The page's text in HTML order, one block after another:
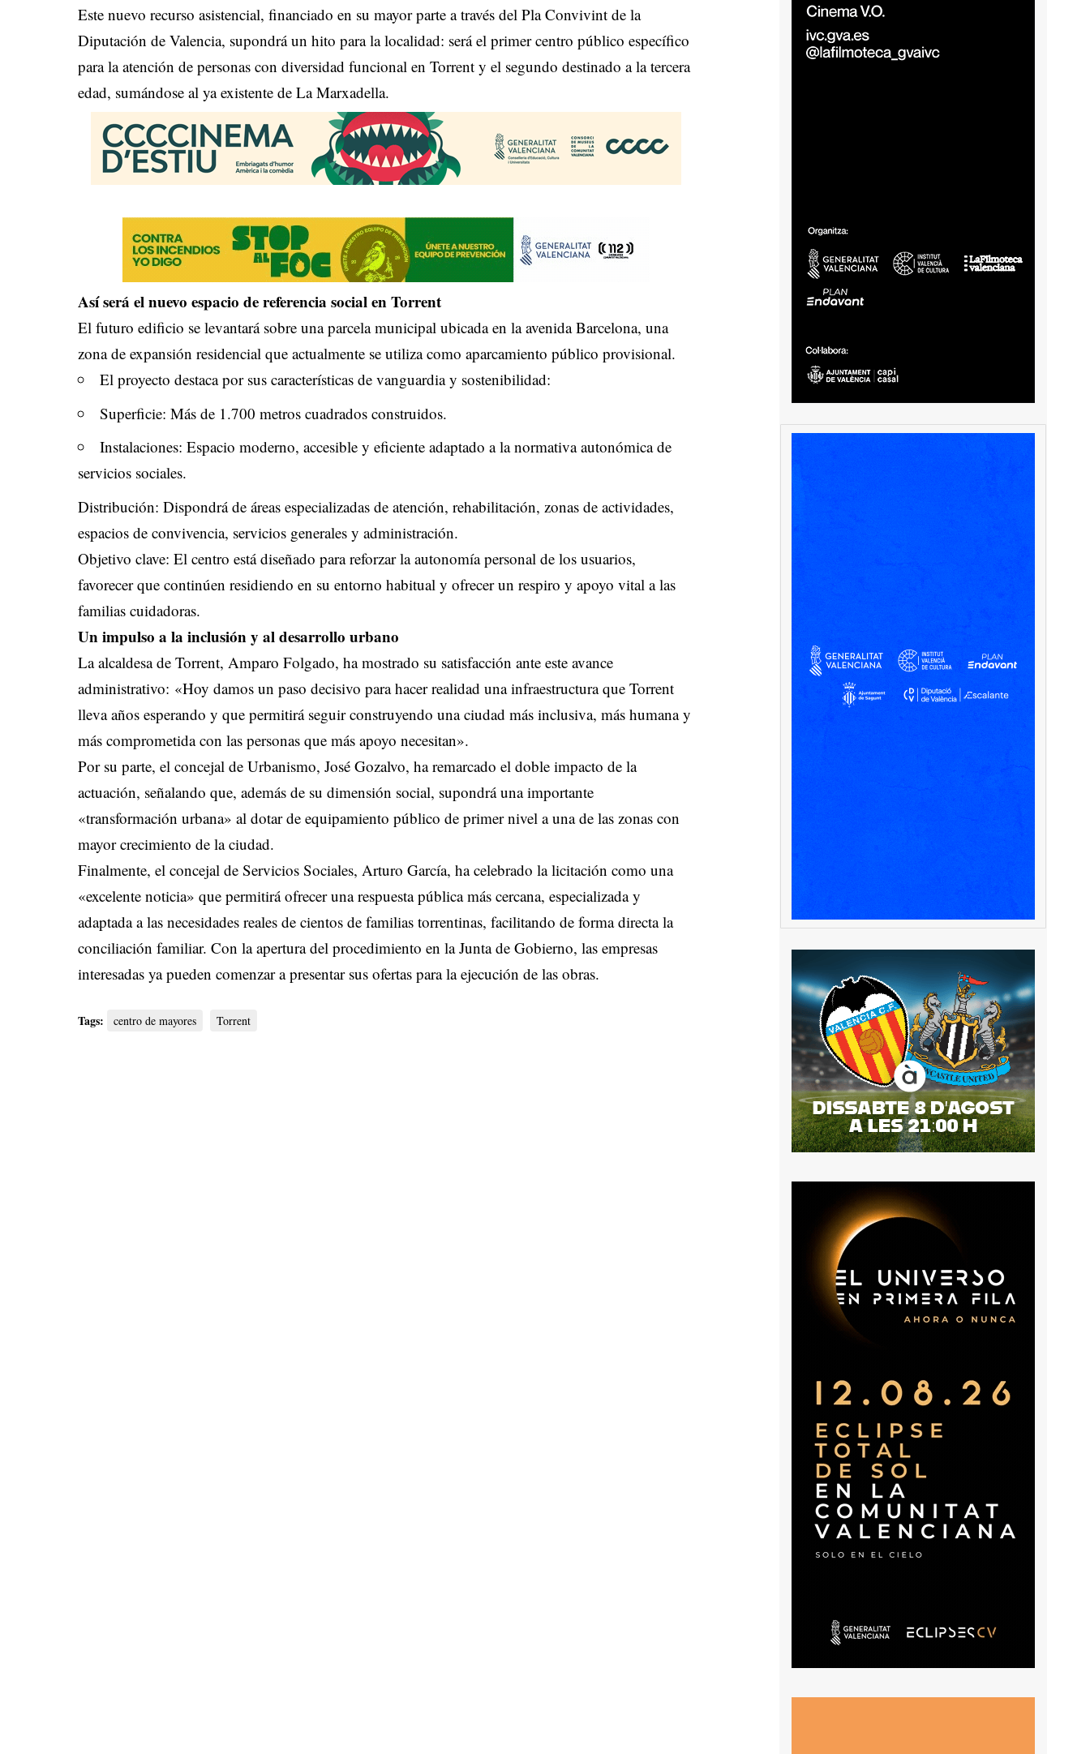
Este nuevo recurso asistencial, financiado en su mayor parte a través del Pla Convivint de la
Diputación de Valencia, supondrá un hito para la localidad: será el primer centro público específico
para la atención de personas con diversidad funcional en Torrent y el segundo destinado a la tercera
edad, sumándose al ya existente de La Marxadella.
Así será el nuevo espacio de referencia social en Torrent
El futuro edificio se levantará sobre una parcela municipal ubicada en la avenida Barcelona, una
zona de expansión residencial que actualmente se utiliza como aparcamiento público provisional.
El proyecto destaca por sus características de vanguardia y sostenibilidad:
Superficie: Más de 1.700 metros cuadrados construidos.
Instalaciones: Espacio moderno, accesible y eficiente adaptado a la normativa autonómica de
servicios sociales.
Distribución: Dispondrá de áreas especializadas de atención, rehabilitación, zonas de actividades,
espacios de convivencia, servicios generales y administración.
Objetivo clave: El centro está diseñado para reforzar la autonomía personal de los usuarios,
favorecer que continúen residiendo en su entorno habitual y ofrecer un respiro y apoyo vital a las
familias cuidadoras.
Un impulso a la inclusión y al desarrollo urbano
La alcaldesa de Torrent, Amparo Folgado, ha mostrado su satisfacción ante este avance
administrativo: «Hoy damos un paso decisivo para hacer realidad una infraestructura que Torrent
lleva años esperando y que permitirá seguir construyendo una ciudad más inclusiva, más humana y
más comprometida con las personas que más apoyo necesitan».
Por su parte, el concejal de Urbanismo, José Gozalvo, ha remarcado el doble impacto de la
actuación, señalando que, además de su dimensión social, supondrá una importante
«transformación urbana» al dotar de equipamiento público de primer nivel a una de las zonas con
mayor crecimiento de la ciudad.
Finalmente, el concejal de Servicios Sociales, Arturo García, ha celebrado la licitación como una
«excelente noticia» que permitirá ofrecer una respuesta pública más cercana, especializada y
adaptada a las necesidades reales de cientos de familias torrentinas, facilitando de forma directa la
conciliación familiar. Con la apertura del procedimiento en la Junta de Gobierno, las empresas
interesadas ya pueden comenzar a presentar sus ofertas para la ejecución de las obras.
Tags: centro de mayores Torrent